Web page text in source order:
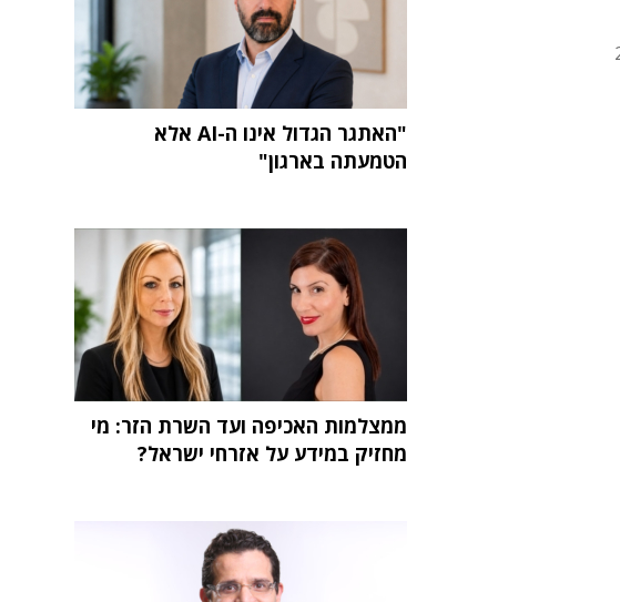
"האתגר הגדול אינו ה-AI אלא
הטמעתה בארגון"
ממצלמות האכיפה ועד השרת הזר: מי
מחזיק במידע על אזרחי ישראל?